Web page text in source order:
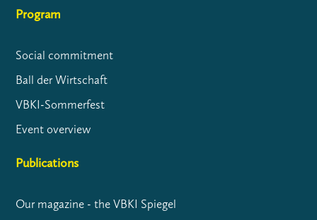
Program
Social commitment
Ball der Wirtschaft
VBKI-Sommerfest
Event overview
Publications
Our magazine - the VBKI Spiegel